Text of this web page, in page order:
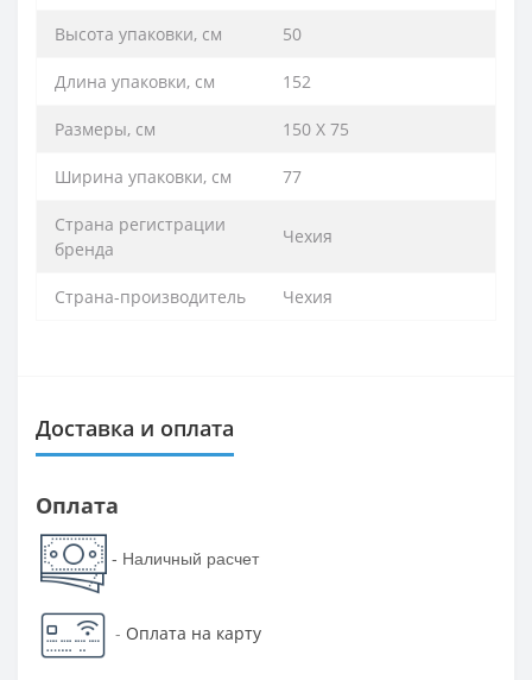
Высота упаковки, см 50
Длина упаковки, см 152
Размеры, см 150 X 75
Ширина упаковки, см 77
Страна регистрации
бренда
Чехия
Страна-производитель Чехия
Доставка и оплата
Оплата
- Наличный расчет
- Оплата на карту